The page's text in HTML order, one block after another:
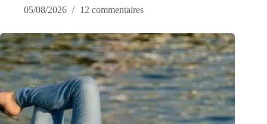
05/08/2026
12 commentaires